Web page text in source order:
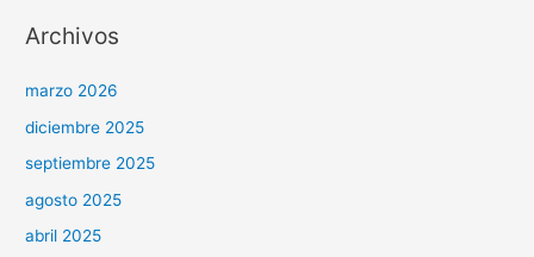
Archivos
marzo 2026
diciembre 2025
septiembre 2025
agosto 2025
abril 2025